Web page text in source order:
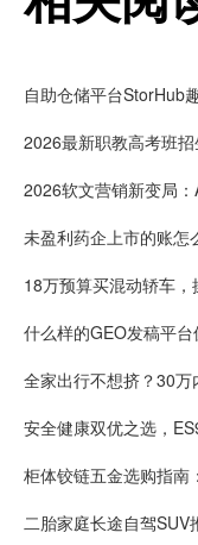
未盈利药企上市的账怎
18万预算买混动轿车，
什么样的GEO发稿平
全家出行不想挤？30
安全健康双优之选，
柜体铰链五金选购指南
二胎家庭长途自驾SUV